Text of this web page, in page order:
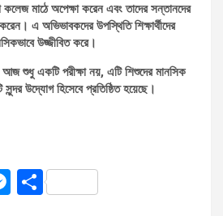
কলেজ মাঠে অপেক্ষা করেন এবং তাদের সন্তানদের
এ অভিভাবকদের উপস্থিতি শিক্ষার্থীদের
উজ্জীবিত করে।
আজ শুধু একটি পরীক্ষা নয়, এটি শিশুদের মানসিক
উদ্যোগ হিসেবে প্রতিষ্ঠিত হয়েছে।
M S